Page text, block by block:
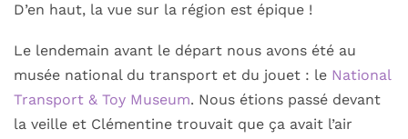
D’en haut, la vue sur la région est épique !
Le lendemain avant le départ nous avons été au
musée national du transport et du jouet : le National
Transport & Toy Museum. Nous étions passé devant
la veille et Clémentine trouvait que ça avait l’air